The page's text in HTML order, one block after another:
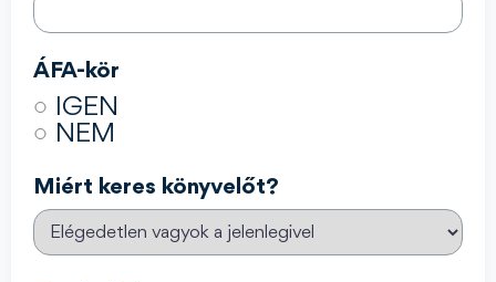
ÁFA-kör
IGEN
NEM
Miért keres könyvelőt?